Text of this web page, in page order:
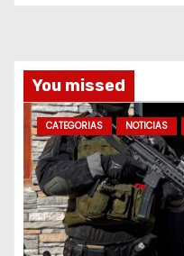
You missed
CATEGORIAS NOTICIAS